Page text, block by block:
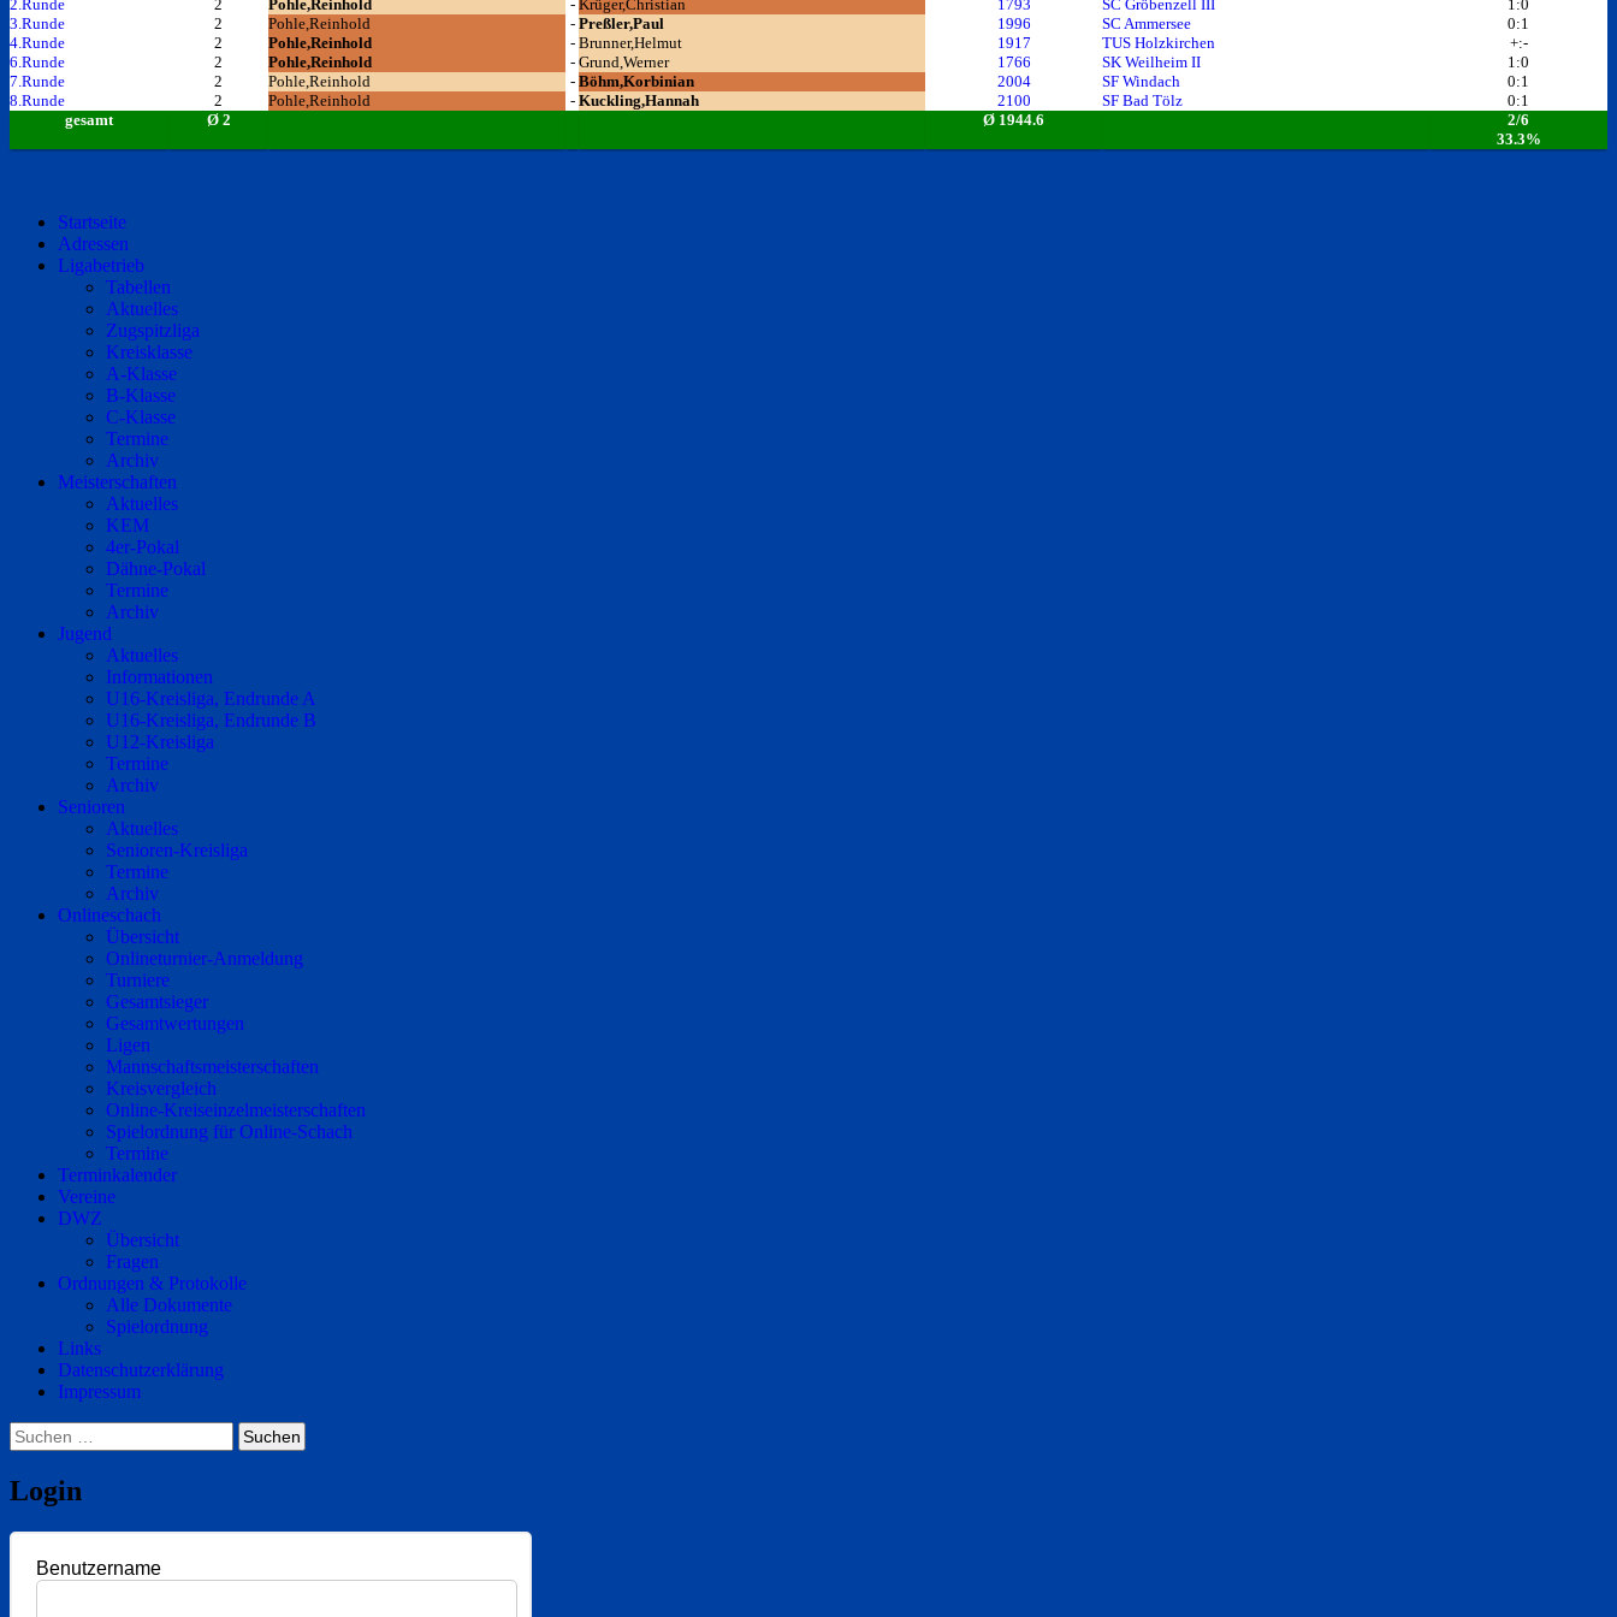
2.Runde
2 Pohle,Reinhold - Krüger,Christian 1793 SC Gröbenzell III
1:0
3.Runde
2 Pohle,Reinhold - Preßler,Paul 1996 SC Ammersee
0:1
4.Runde
2 Pohle,Reinhold - Brunner,Helmut 1917 TUS Holzkirchen
+:-
6.Runde
2 Pohle,Reinhold - Grund,Werner 1766 SK Weilheim II
1:0
7.Runde
2 Pohle,Reinhold - Böhm,Korbinian 2004 SF Windach
0:1
8.Runde
2 Pohle,Reinhold - Kuckling,Hannah 2100 SF Bad Tölz
0:1
gesamt
Ø 2 Ø 1944.6
2/6
33.3%
Startseite
Adressen
Ligabetrieb
Tabellen
Aktuelles
Zugspitzliga
Kreisklasse
A-Klasse
B-Klasse
C-Klasse
Termine
Archiv
Meisterschaften
Aktuelles
KEM
4er-Pokal
Dähne-Pokal
Termine
Archiv
Jugend
Aktuelles
Informationen
U16-Kreisliga, Endrunde A
U16-Kreisliga, Endrunde B
U12-Kreisliga
Termine
Archiv
Senioren
Aktuelles
Senioren-Kreisliga
Termine
Archiv
Onlineschach
Übersicht
Onlineturnier-Anmeldung
Turniere
Gesamtsieger
Gesamtwertungen
Ligen
Mannschaftsmeisterschaften
Kreisvergleich
Online-Kreiseinzelmeisterschaften
Spielordnung für Online-Schach
Termine
Terminkalender
Vereine
DWZ
Übersicht
Fragen
Ordnungen & Protokolle
Alle Dokumente
Spielordnung
Links
Datenschutzerklärung
Impressum
Suchen
nach:
Login
Benutzername